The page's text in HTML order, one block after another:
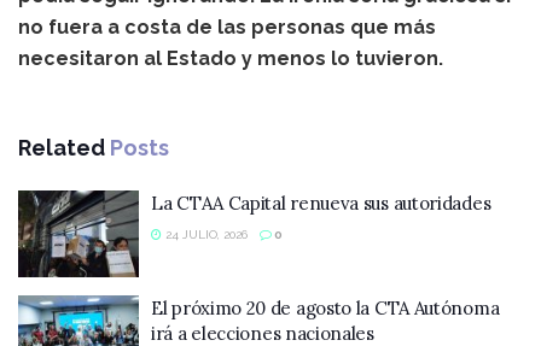
no fuera a costa de las personas que más
necesitaron al Estado y menos lo tuvieron.
Related Posts
La CTAA Capital renueva sus autoridades
24 JULIO, 2026 0
El próximo 20 de agosto la CTA Autónoma
irá a elecciones nacionales